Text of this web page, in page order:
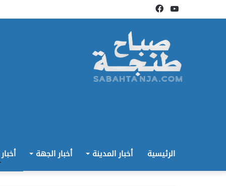
فيسبوكيوتيوب
الرئيسية أخبار المدينة أخبار الجهة